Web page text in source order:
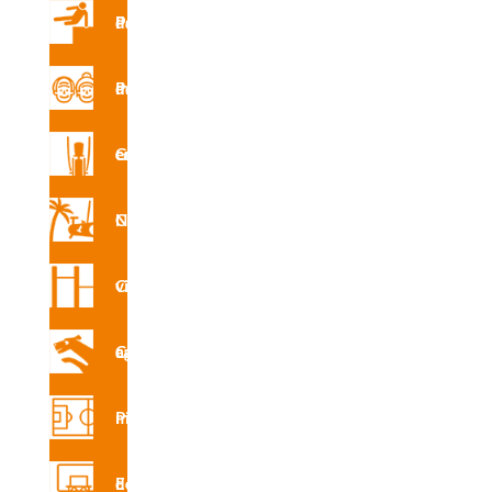
Parques de Parkour
Parque de mayores
Gimnasio en la calle
Circuito Nforma
Circuito vita
Circuito canino agility
Pistas multideporte
Equipamiento deportivo
Monster Spooky.
Gama Parkour
Elparkour
en la calle, donde sus practicantes entrenan en
las zonas que más juego dan para realizar sus
movimientos.
En Industrias Agapito hemos desarrollado un
completo programa para
certificados bajo la norma EN-16899:2017